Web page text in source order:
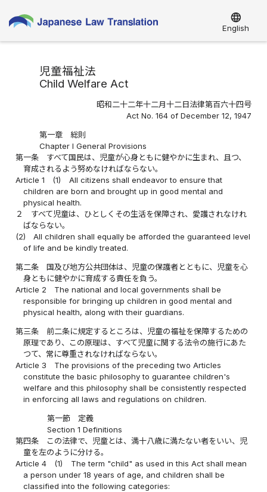
language
English
児童福祉法
Child Welfare Act
昭和二十二年十二月十二日法律第百六十四号
Act No. 164 of December 12, 1947
第一章 総則
Chapter I General Provisions
第一条
すべて国民は、児童が心身ともに健やかに生まれ、且つ、
育成されるよう努めなければならない。
Article 1
(1)
All citizens shall endeavor to ensure that
children are born and brought up in good mental and
physical health.
２
すべて児童は、ひとしくその生活を保障され、愛護されなけれ
ばならない。
(2)
All children shall equally be afforded the guaranteed level
of life and be kindly treated.
第二条
国及び地方公共団体は、児童の保護者とともに、児童を心
身ともに健やかに育成する責任を負う。
Article 2
The national and local governments shall be
responsible for bringing up children in good mental and
physical health, along with their guardians.
第三条
前二条に規定するところは、児童の福祉を保障するための
原理であり、この原理は、すべて児童に関する法令の施行にあた
つて、常に尊重されなければならない。
Article 3
The provisions of the preceding two Articles
constitute the basic philosophy to guarantee children's
welfare and this philosophy shall be consistently respected
in enforcing all laws and regulations on children.
第一節 定義
Section 1 Definitions
第四条
この法律で、児童とは、満十八歳に満たない者をいい、児
童を左のように分ける。
Article 4
(1)
The term "child" as used in this Act shall mean
a person under 18 years of age, and children shall be
classified into the following categories: